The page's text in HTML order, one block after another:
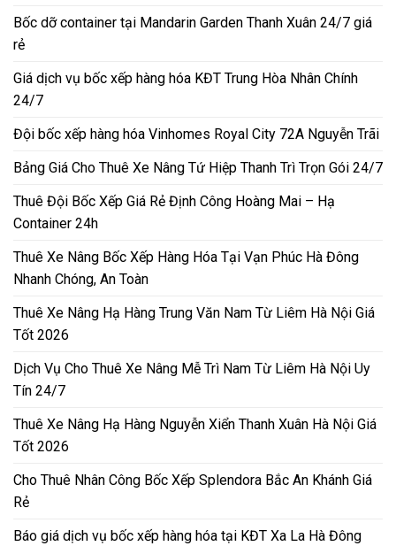
Bốc dỡ container tại Mandarin Garden Thanh Xuân 24/7 giá
rẻ
Giá dịch vụ bốc xếp hàng hóa KĐT Trung Hòa Nhân Chính
24/7
Đội bốc xếp hàng hóa Vinhomes Royal City 72A Nguyễn Trãi
Bảng Giá Cho Thuê Xe Nâng Tứ Hiệp Thanh Trì Trọn Gói 24/7
Thuê Đội Bốc Xếp Giá Rẻ Định Công Hoàng Mai – Hạ
Container 24h
Thuê Xe Nâng Bốc Xếp Hàng Hóa Tại Vạn Phúc Hà Đông
Nhanh Chóng, An Toàn
Thuê Xe Nâng Hạ Hàng Trung Văn Nam Từ Liêm Hà Nội Giá
Tốt 2026
Dịch Vụ Cho Thuê Xe Nâng Mễ Trì Nam Từ Liêm Hà Nội Uy
Tín 24/7
Thuê Xe Nâng Hạ Hàng Nguyễn Xiển Thanh Xuân Hà Nội Giá
Tốt 2026
Cho Thuê Nhân Công Bốc Xếp Splendora Bắc An Khánh Giá
Rẻ
Báo giá dịch vụ bốc xếp hàng hóa tại KĐT Xa La Hà Đông